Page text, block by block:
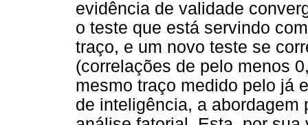
evidência de validade
o teste que está servindo
traço, e um novo teste se
(correlações de pelo menos
mesmo traço medido pelo já
de inteligência, a